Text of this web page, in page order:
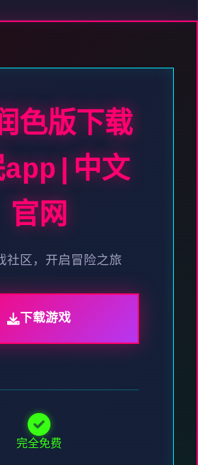
色版下载
app|中文
官网
社区，开启冒险之旅
下载游戏
完全免费